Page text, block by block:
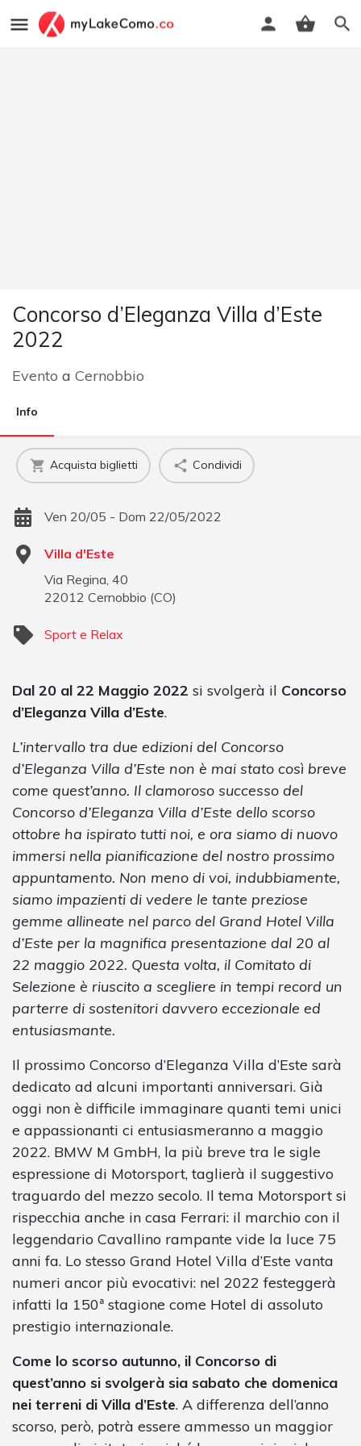
Concorso d’Eleganza Villa d’Este
2022
Evento a Cernobbio
Info
Acquista biglietti Condividi
Ven 20/05 - Dom 22/05/2022
Villa d'Este
Via Regina, 40
22012 Cernobbio (CO)
Sport e Relax
Dal 20 al 22 Maggio 2022 si svolgerà il Concorso
d’Eleganza Villa d’Este.
L’intervallo tra due edizioni del Concorso
d’Eleganza Villa d’Este non è mai stato così breve
come quest’anno. Il clamoroso successo del
Concorso d’Eleganza Villa d’Este dello scorso
ottobre ha ispirato tutti noi, e ora siamo di nuovo
immersi nella pianificazione del nostro prossimo
appuntamento. Non meno di voi, indubbiamente,
siamo impazienti di vedere le tante preziose
gemme allineate nel parco del Grand Hotel Villa
d’Este per la magnifica presentazione dal 20 al
22 maggio 2022. Questa volta, il Comitato di
Selezione è riuscito a scegliere in tempi record un
parterre di sostenitori davvero eccezionale ed
entusiasmante.
Il prossimo Concorso d’Eleganza Villa d’Este sarà
dedicato ad alcuni importanti anniversari. Già
oggi non è difficile immaginare quanti temi unici
e appassionanti ci entusiasmeranno a maggio
2022. BMW M GmbH, la più breve tra le sigle
espressione di Motorsport, taglierà il suggestivo
traguardo del mezzo secolo. Il tema Motorsport si
rispecchia anche in casa Ferrari: il marchio con il
leggendario Cavallino rampante vide la luce 75
anni fa. Lo stesso Grand Hotel Villa d’Este vanta
numeri ancor più evocativi: nel 2022 festeggerà
infatti la 150ª stagione come Hotel di assoluto
prestigio internazionale.
Come lo scorso autunno, il Concorso di
quest’anno si svolgerà sia sabato che domenica
nei terreni di Villa d’Este. A differenza dell’anno
scorso, però, potrà essere ammesso un maggior